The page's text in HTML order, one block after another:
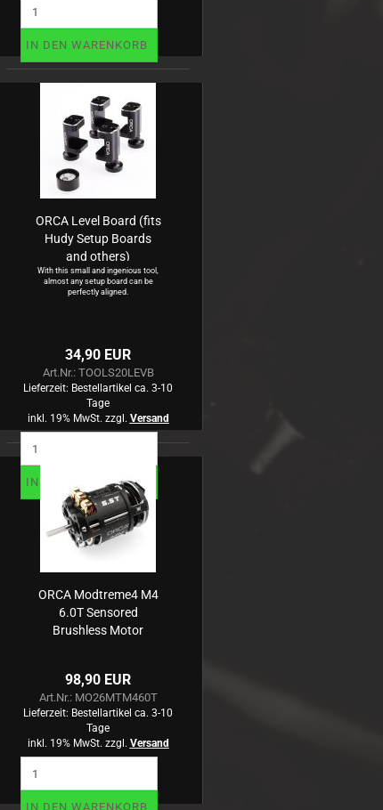
IN DEN WARENKORB
ORCA Level Board (fits
Hudy Setup Boards
and others)
With this small and ingenious tool,
almost any setup board can be
perfectly aligned.
34,90 EUR
Art.Nr.: TOOLS20LEVB
Lieferzeit: Bestellartikel ca. 3-10
Tage
inkl. 19% MwSt. zzgl. Versand
IN DEN WARENKORB
ORCA Modtreme4 M4
6.0T Sensored
Brushless Motor
98,90 EUR
Art.Nr.: MO26MTM460T
Lieferzeit: Bestellartikel ca. 3-10
Tage
inkl. 19% MwSt. zzgl. Versand
IN DEN WARENKORB